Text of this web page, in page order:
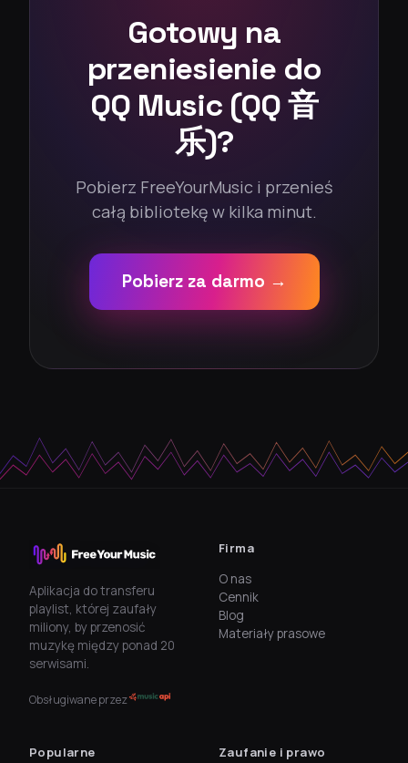
Gotowy na
przeniesienie do
QQ Music (QQ 音
乐)?
Pobierz FreeYourMusic i przenieś
całą bibliotekę w kilka minut.
Pobierz za darmo →
Aplikacja do transferu
playlist, której zaufały
miliony, by przenosić
muzykę między ponad 20
serwisami.
Obsługiwane przez
Firma
O nas
Cennik
Blog
Materiały prasowe
Popularne Zaufanie i prawo